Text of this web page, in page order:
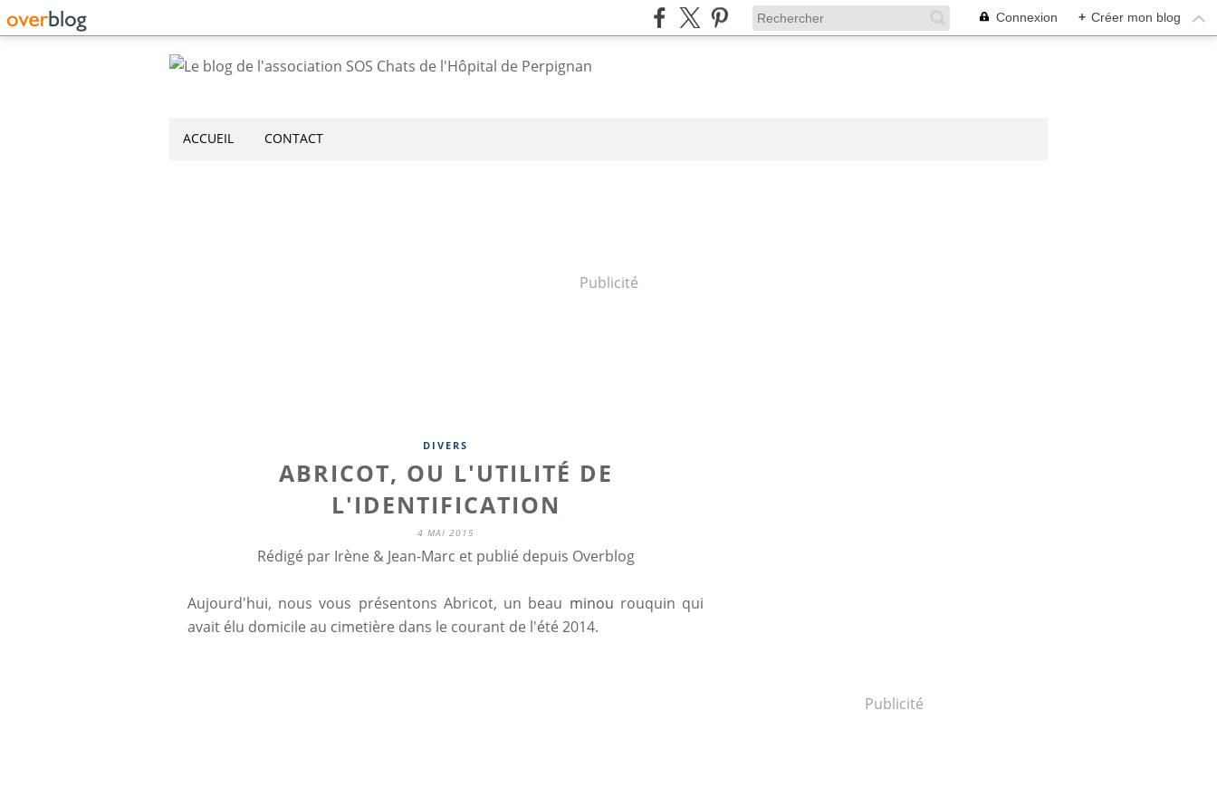
Connexion + Créer mon blog
ACCUEIL CONTACT
Publicité
DIVERS
ABRICOT, OU L'UTILITÉ DE
L'IDENTIFICATION
4 MAI 2015
Rédigé par Irène & Jean-Marc et publié depuis Overblog
Aujourd'hui, nous vous présentons Abricot, un beau minou rouquin qui
avait élu domicile au cimetière dans le courant de l'été 2014.
Publicité